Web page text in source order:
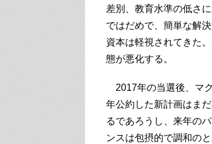
差別、教育水準の低さ
ではだめで、簡単な解
資本は軽視されてきた
態が悪化する。
2017年の当選後、マ
年公約した新計画はま
るであろうし、来年の
ンスは包摂的で調和の